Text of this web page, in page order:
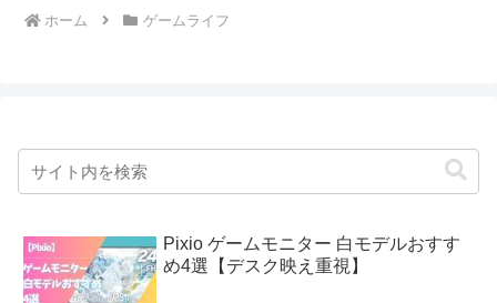
ホーム ゲームライフ
Pixio ゲームモニター 白モデルおすす
め4選【デスク映え重視】